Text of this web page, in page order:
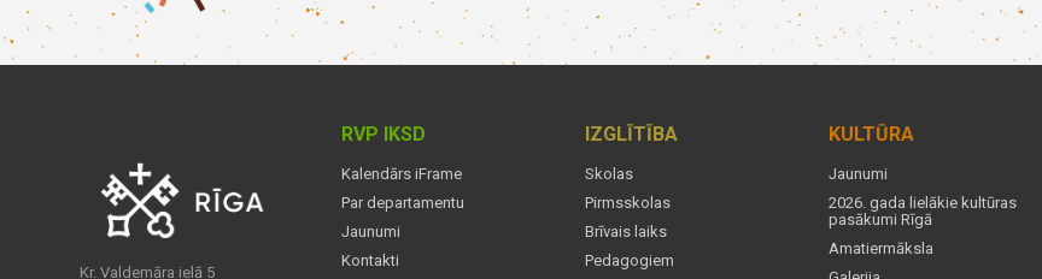
Kr. Valdemāra ielā 5
RVP IKSD
Kalendārs iFrame
Par departamentu
Jaunumi
Kontakti
IZGLĪTĪBA
Skolas
Pirmsskolas
Brīvais laiks
Pedagogiem
KULTŪRA
Jaunumi
2026. gada lielākie kultūras
pasākumi Rīgā
Amatiermāksla